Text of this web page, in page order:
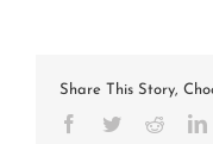
Share This Story,
Facebook
TwitterReddit